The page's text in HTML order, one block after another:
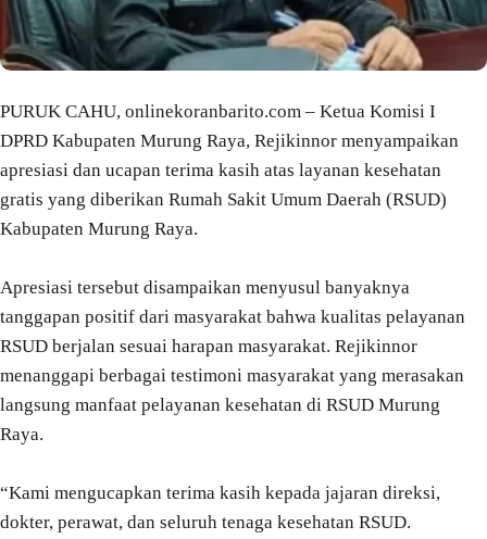
PURUK CAHU, onlinekoranbarito.com – Ketua Komisi I
DPRD Kabupaten Murung Raya, Rejikinnor menyampaikan
apresiasi dan ucapan terima kasih atas layanan kesehatan
gratis yang diberikan Rumah Sakit Umum Daerah (RSUD)
Kabupaten Murung Raya.
Apresiasi tersebut disampaikan menyusul banyaknya
tanggapan positif dari masyarakat bahwa kualitas pelayanan
RSUD berjalan sesuai harapan masyarakat. Rejikinnor
menanggapi berbagai testimoni masyarakat yang merasakan
langsung manfaat pelayanan kesehatan di RSUD Murung
Raya.
“Kami mengucapkan terima kasih kepada jajaran direksi,
dokter, perawat, dan seluruh tenaga kesehatan RSUD.